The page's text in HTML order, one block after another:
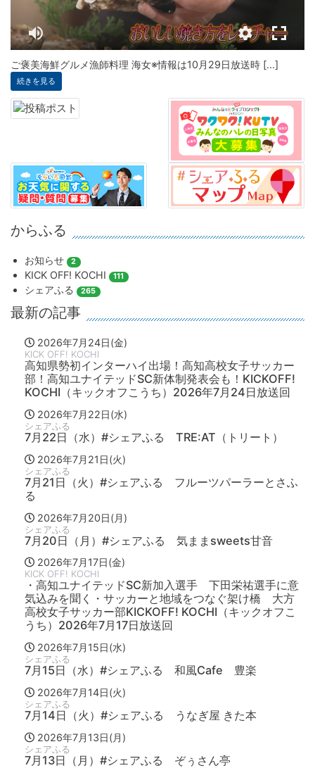
ご褒美海鮮グルメ漁師料理 海女※情報は10月29日放送時 [...]
続きを見る
からふる
お知らせ 2
KICK OFF! KOCHI 111
シェアふる 265
最新の記事
2026年7月24日(金)
KICK OFF! KOCHI
高知県勢初インターハイ出場！高知高校女子サッカー
部！高知ユナイテッドSC新体制発表会も！KICKOFF!
KOCHI（キックオフこうち）2026年7月24日放送回
2026年7月22日(水)
シェアふる
7月22日（水）#シェアふる TRE:AT（トリート）
2026年7月21日(火)
シェアふる
7月21日（火）#シェアふる フルーツパーラーとさふ
る
2026年7月20日(月)
シェアふる
7月20日（月）#シェアふる 気ままsweets甘音
2026年7月17日(金)
KICK OFF! KOCHI
・高知ユナイテッドSC新加入選手 下田栄祐選手に意
気込みを聞く・サッカーと地域をつなぐ架け橋 大方
高校女子サッカー部KICKOFF! KOCHI（キックオフこ
うち）2026年7月17日放送回
2026年7月15日(水)
シェアふる
7月15日（水）#シェアふる 和風Cafe 豊楽
2026年7月14日(火)
シェアふる
7月14日（火）#シェアふる うなぎ屋 きた本
2026年7月13日(月)
シェアふる
7月13日（月）#シェアふる ぞぅさん亭